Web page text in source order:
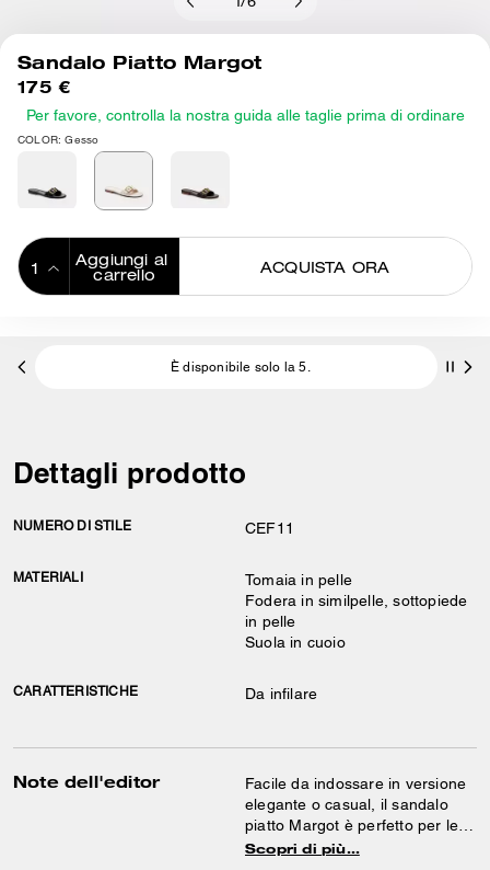
/6
Sandalo Piatto Margot
175 €
Per favore, controlla la nostra guida alle taglie prima di ordinare
COLOR: Gesso
Aggiungi al
carrello
ACQUISTA ORA
È disponibile solo la 5.
Dettagli prodotto
NUMERO DI STILE CEF11
MATERIALI
Tomaia in pelle
Fodera in similpelle, sottopiede
in pelle
Suola in cuoio
CARATTERISTICHE Da infilare
Note dell'editor
Facile da indossare in versione
elegante o casual, il sandalo
piatto Margot è perfetto per le
giornate e le serate estive.
Scopri di più…